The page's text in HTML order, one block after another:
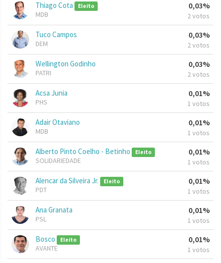
Thiago Cota Eleito
MDB
0,03%
2 votos
Tuco Campos
DEM
0,03%
2 votos
Wellington Godinho
PATRI
0,03%
2 votos
Acsa Junia
PHS
0,01%
1 votos
Adair Otaviano
MDB
0,01%
1 votos
Alberto Pinto Coelho - Betinho Eleito
SOLIDARIEDADE
0,01%
1 votos
Alencar da Silveira Jr. Eleito
PDT
0,01%
1 votos
Ana Granata
PSL
0,01%
1 votos
Bosco Eleito
AVANTE
0,01%
1 votos